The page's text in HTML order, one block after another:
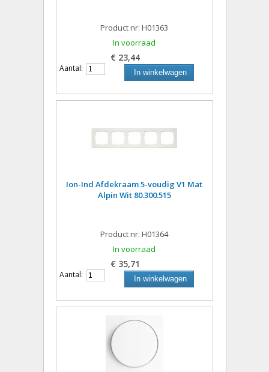
Product nr: H01363
In voorraad
€ 23,44
Aantal: In winkelwagen
Ion-Ind Afdekraam 5-voudig V1 Mat
Alpin Wit 80.300.515
Product nr: H01364
In voorraad
€ 35,71
Aantal: In winkelwagen